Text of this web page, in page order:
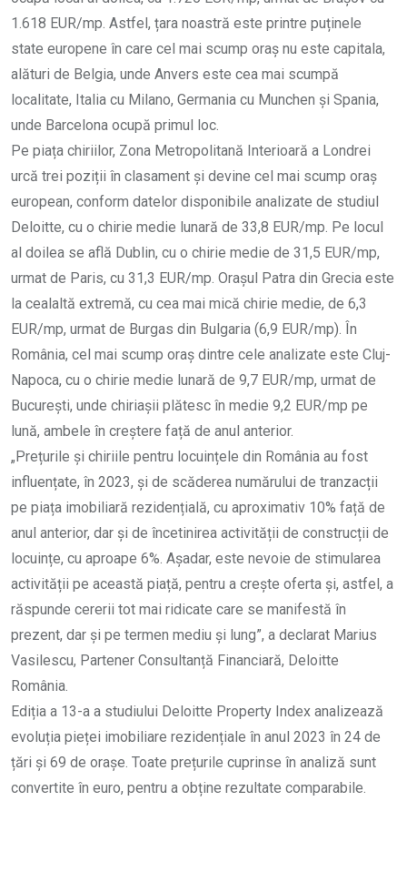
1.618 EUR/mp. Astfel, țara noastră este printre puținele
state europene în care cel mai scump oraș nu este capitala,
alături de Belgia, unde Anvers este cea mai scumpă
localitate, Italia cu Milano, Germania cu Munchen și Spania,
unde Barcelona ocupă primul loc.
Pe piața chiriilor, Zona Metropolitană Interioară a Londrei
urcă trei poziții în clasament și devine cel mai scump oraș
european, conform datelor disponibile analizate de studiul
Deloitte, cu o chirie medie lunară de 33,8 EUR/mp. Pe locul
al doilea se află Dublin, cu o chirie medie de 31,5 EUR/mp,
urmat de Paris, cu 31,3 EUR/mp. Orașul Patra din Grecia este
la cealaltă extremă, cu cea mai mică chirie medie, de 6,3
EUR/mp, urmat de Burgas din Bulgaria (6,9 EUR/mp). În
România, cel mai scump oraș dintre cele analizate este Cluj-
Napoca, cu o chirie medie lunară de 9,7 EUR/mp, urmat de
București, unde chiriașii plătesc în medie 9,2 EUR/mp pe
lună, ambele în creștere față de anul anterior.
„Prețurile și chiriile pentru locuințele din România au fost
influențate, în 2023, și de scăderea numărului de tranzacții
pe piața imobiliară rezidențială, cu aproximativ 10% față de
anul anterior, dar și de încetinirea activității de construcții de
locuințe, cu aproape 6%. Așadar, este nevoie de stimularea
activității pe această piață, pentru a crește oferta și, astfel, a
răspunde cererii tot mai ridicate care se manifestă în
prezent, dar și pe termen mediu și lung”, a declarat Marius
Vasilescu, Partener Consultanță Financiară, Deloitte
România.
Ediția a 13-a a studiului Deloitte Property Index analizează
evoluția pieței imobiliare rezidențiale în anul 2023 în 24 de
țări și 69 de orașe. Toate prețurile cuprinse în analiză sunt
convertite în euro, pentru a obține rezultate comparabile.